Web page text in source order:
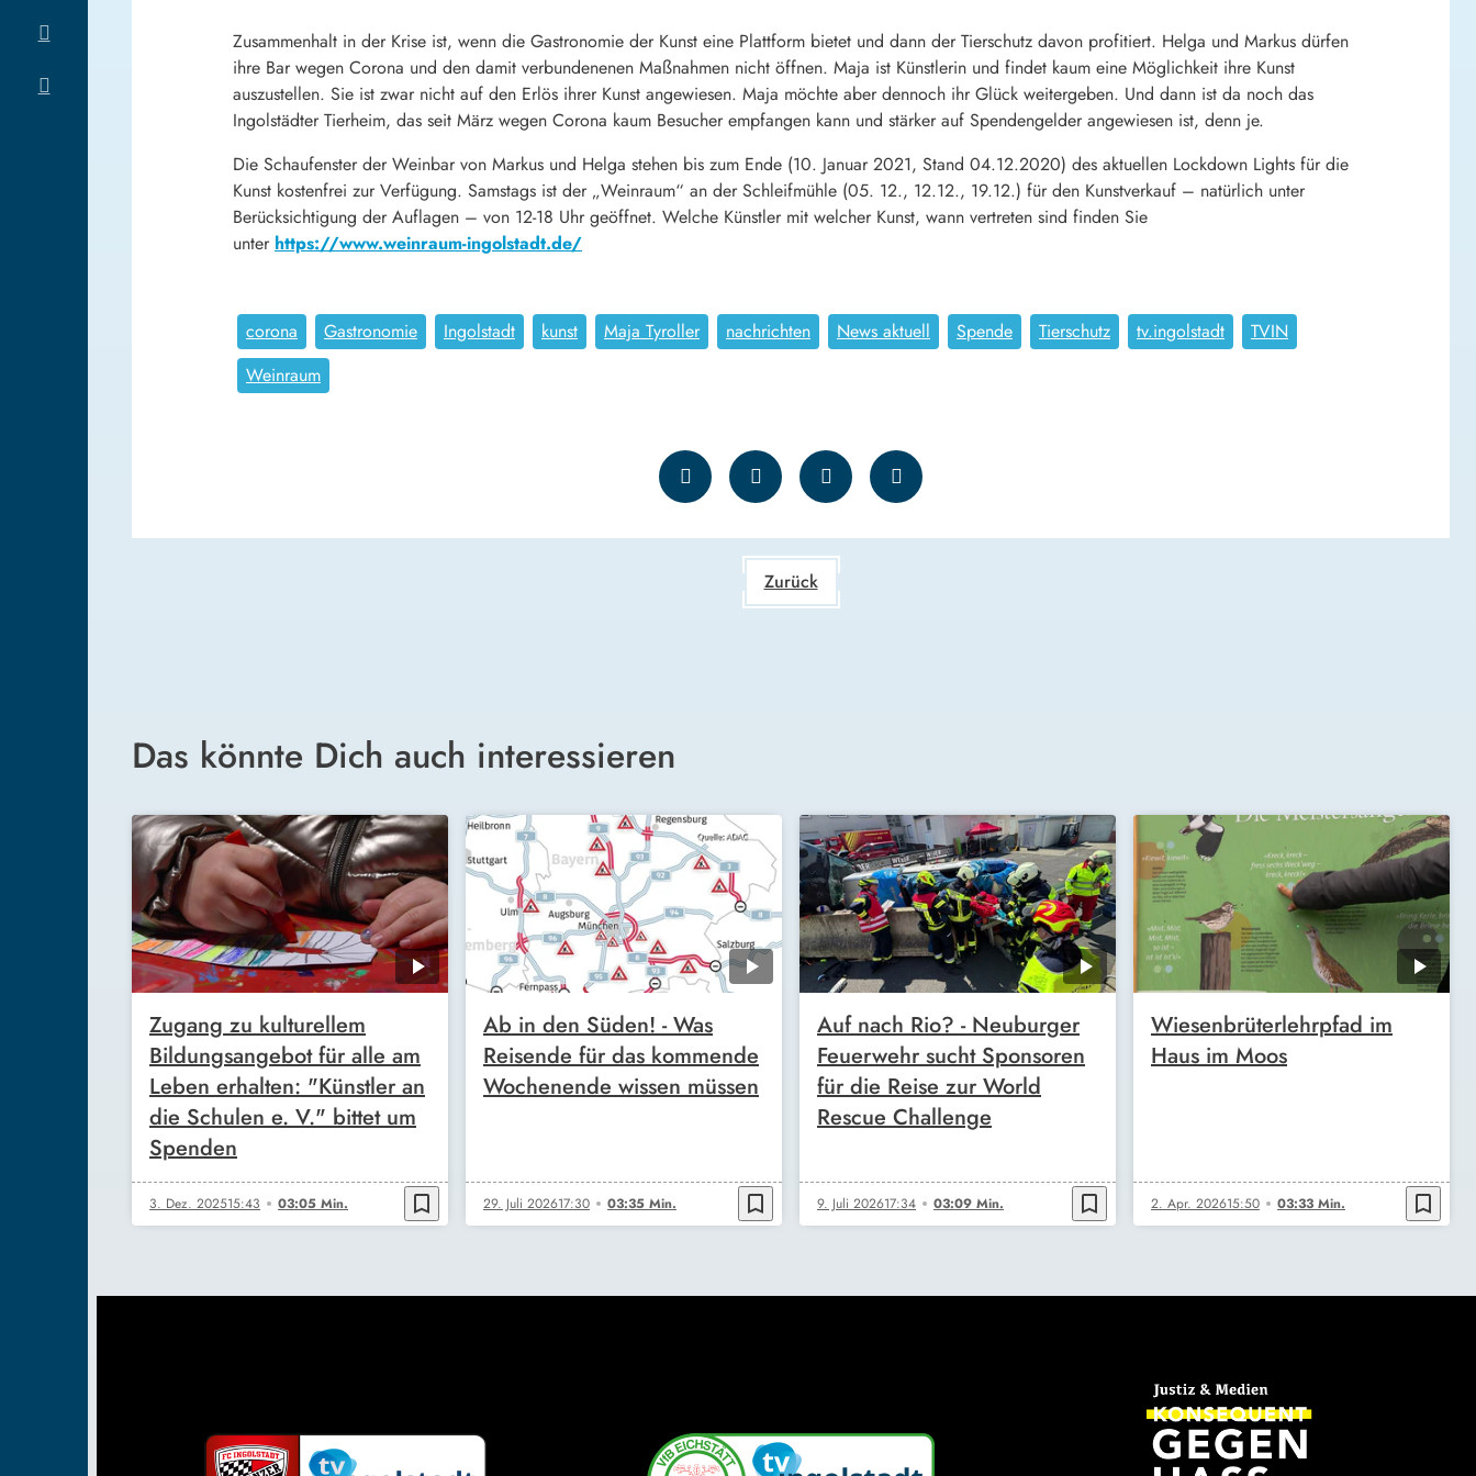
Zusammenhalt in der Krise ist, wenn die Gastronomie der Kunst eine Plattform bietet und dann der Tierschutz davon profitiert. Helga und Markus dürfen
ihre Bar wegen Corona und den damit verbundenenen Maßnahmen nicht öffnen. Maja ist Künstlerin und findet kaum eine Möglichkeit ihre Kunst
auszustellen. Sie ist zwar nicht auf den Erlös ihrer Kunst angewiesen. Maja möchte aber dennoch ihr Glück weitergeben. Und dann ist da noch das
Ingolstädter Tierheim, das seit März wegen Corona kaum Besucher empfangen kann und stärker auf Spendengelder angewiesen ist, denn je.
Die Schaufenster der Weinbar von Markus und Helga stehen bis zum Ende (10. Januar 2021, Stand 04.12.2020) des aktuellen Lockdown Lights für die
Kunst kostenfrei zur Verfügung. Samstags ist der „Weinraum“ an der Schleifmühle (05. 12., 12.12., 19.12.) für den Kunstverkauf – natürlich unter
Berücksichtigung der Auflagen – von 12-18 Uhr geöffnet. Welche Künstler mit welcher Kunst, wann vertreten sind finden Sie
unter https://www.weinraum-ingolstadt.de/
corona Gastronomie Ingolstadt kunst Maja Tyroller nachrichten News aktuell Spende Tierschutz tv.ingolstadt
TVIN
Weinraum
Zurück
Das könnte Dich auch interessieren
Zugang zu kulturellem
Bildungsangebot für alle am
Leben erhalten: "Künstler an
die Schulen e. V." bittet um
Spenden
3. Dez. 202515:43 03:05 Min. bookmark_border
Ab in den Süden! - Was
Reisende für das kommende
Wochenende wissen müssen
29. Juli 202617:30 03:35 Min. bookmark_border
Auf nach Rio? - Neuburger
Feuerwehr sucht Sponsoren
für die Reise zur World
Rescue Challenge
9. Juli 202617:34 03:09 Min. bookmark_border
Wiesenbrüterlehrpfad im
Haus im Moos
2. Apr. 202615:50 03:33 Min. bookmark_border